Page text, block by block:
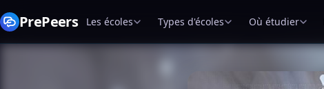
PrePeers Les écoles Types d'écoles Où étudier